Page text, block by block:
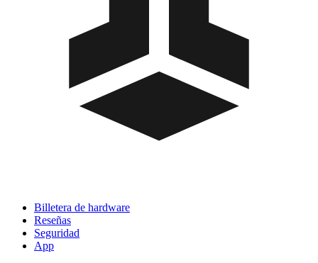
Billetera de hardware
Reseñas
Seguridad
App